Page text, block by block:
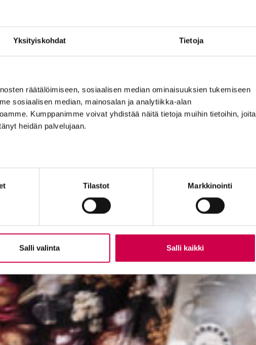
Yksityiskohdat Tietoja
räätälöimiseen, sosiaalisen median ominaisuuksien tukemiseen
sosiaalisen median, mainosalan ja analytiikka-alan
Kumppanimme voivat yhdistää näitä tietoja muihin tietoihin, joita
heidän palvelujaan.
Tilastot Markkinointi
Salli valinta Salli kaikki